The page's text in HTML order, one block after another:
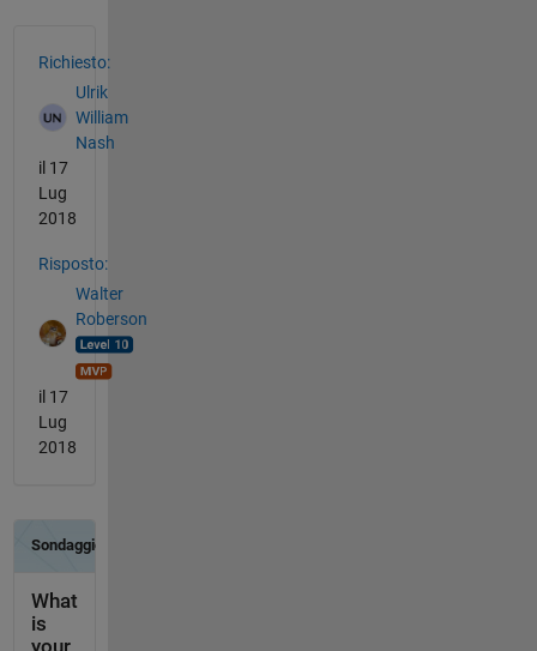
Richiesto:
Ulrik
William
Nash
il 17
Lug
2018
Risposto:
Walter
Roberson
il 17
Lug
2018